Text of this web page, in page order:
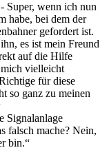
- Super, wenn ich nun
habe, bei dem der
gefordert ist.
es ist mein Freund
auf die Hilfe
vielleicht
für diese
so ganz zu meinen
Signalanlage
falsch mache? Nein,
bin.“